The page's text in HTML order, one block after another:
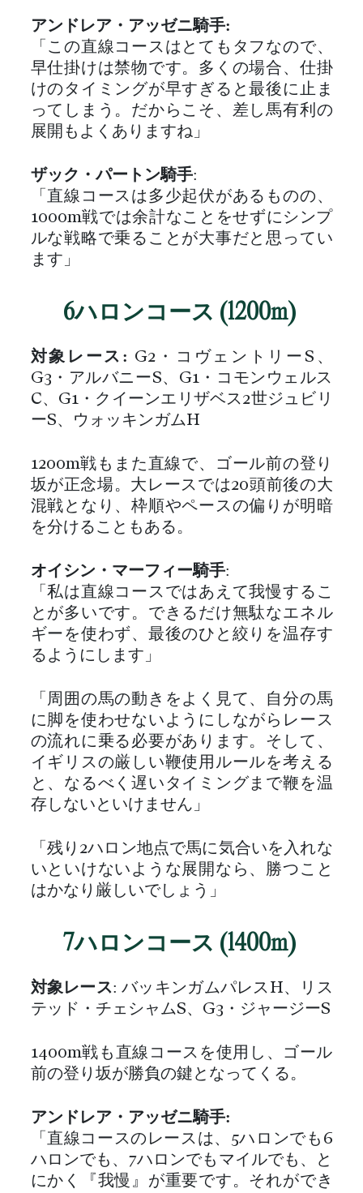
アンドレア・アッゼニ騎手:
「この直線コースはとてもタフなので、
早仕掛けは禁物です。多くの場合、仕掛
けのタイミングが早すぎると最後に止ま
ってしまう。だからこそ、差し馬有利の
展開もよくありますね」
ザック・パートン騎手:
「直線コースは多少起伏があるものの、
1000m戦では余計なことをせずにシンプ
ルな戦略で乗ることが大事だと思ってい
ます」
6ハロンコース (1200m)
対象レース: G2・コヴェントリーS、
G3・アルバニーS、G1・コモンウェルス
C、G1・クイーンエリザベス2世ジュビリ
ーS、ウォッキンガムH
1200m戦もまた直線で、ゴール前の登り
坂が正念場。大レースでは20頭前後の大
混戦となり、枠順やペースの偏りが明暗
を分けることもある。
オイシン・マーフィー騎手:
「私は直線コースではあえて我慢するこ
とが多いです。できるだけ無駄なエネル
ギーを使わず、最後のひと絞りを温存す
るようにします」
「周囲の馬の動きをよく見て、自分の馬
に脚を使わせないようにしながらレース
の流れに乗る必要があります。そして、
イギリスの厳しい鞭使用ルールを考える
と、なるべく遅いタイミングまで鞭を温
存しないといけません」
「残り2ハロン地点で馬に気合いを入れな
いといけないような展開なら、勝つこと
はかなり厳しいでしょう」
7ハロンコース (1400m)
対象レース: バッキンガムパレスH、リス
テッド・チェシャムS、G3・ジャージーS
1400m戦も直線コースを使用し、ゴール
前の登り坂が勝負の鍵となってくる。
アンドレア・アッゼニ騎手:
「直線コースのレースは、5ハロンでも6
ハロンでも、7ハロンでもマイルでも、と
にかく『我慢』が重要です。それができ